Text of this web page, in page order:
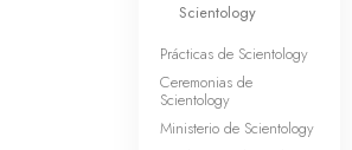
Scientology
Prácticas de Scientology
Ceremonias de
Scientology
Ministerio de Scientology